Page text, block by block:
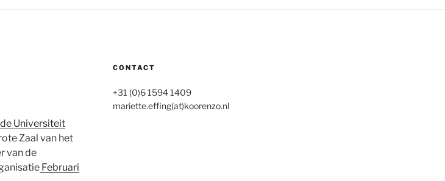
Universiteit
Zaal van het
van de
Februari
CONTACT
+31 (0)6 1594 1409
mariette.effing(at)koorenzo.nl